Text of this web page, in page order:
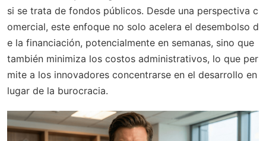
si se trata de fondos públicos. Desde una perspectiva c
omercial, este enfoque no solo acelera el desembolso d
e la financiación, potencialmente en semanas, sino que
también minimiza los costos administrativos, lo que per
mite a los innovadores concentrarse en el desarrollo en
lugar de la burocracia.